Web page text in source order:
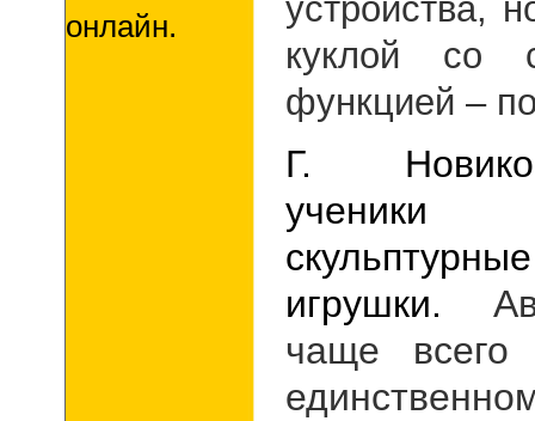
онлайн.
устройства,
куклой со
функцией –
Г.
игрушки.
чаще всего